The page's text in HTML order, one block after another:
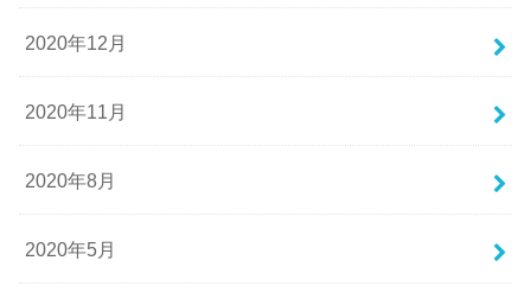
2020年12月
2020年11月
2020年8月
2020年5月